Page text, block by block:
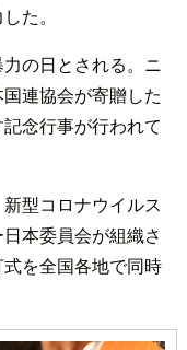
た。
の日とされる。ニ
連協会が寄贈した
念行事が行われて
型コロナウイルス
本委員会が組織さ
を全国各地で同時